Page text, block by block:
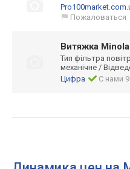
Пожаловаться
Витяжка
Тип фільтра
механічне /
Цифра
С нами